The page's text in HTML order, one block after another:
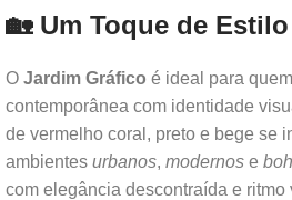
🏡 Um Toque de
O Jardim Gráfico é ideal para
contemporânea com identidade
de vermelho coral, preto e bege se
ambientes urbanos, modernos e
com elegância descontraída e ritmo